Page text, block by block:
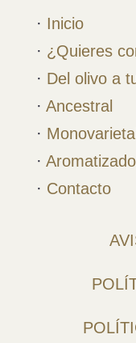
· Inicio
· ¿Quieres
· Del olivo a
· Ancestral
·
·
· Contacto